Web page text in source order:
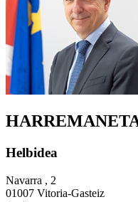
Helbidea
Navarra , 2
01007 Vitoria-Gasteiz